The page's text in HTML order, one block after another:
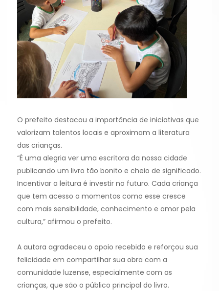
O prefeito destacou a importância de iniciativas que
valorizam talentos locais e aproximam a literatura
das crianças.
“É uma alegria ver uma escritora da nossa cidade
publicando um livro tão bonito e cheio de significado.
Incentivar a leitura é investir no futuro. Cada criança
que tem acesso a momentos como esse cresce
com mais sensibilidade, conhecimento e amor pela
cultura,” afirmou o prefeito.
A autora agradeceu o apoio recebido e reforçou sua
felicidade em compartilhar sua obra com a
comunidade luzense, especialmente com as
crianças, que são o público principal do livro.